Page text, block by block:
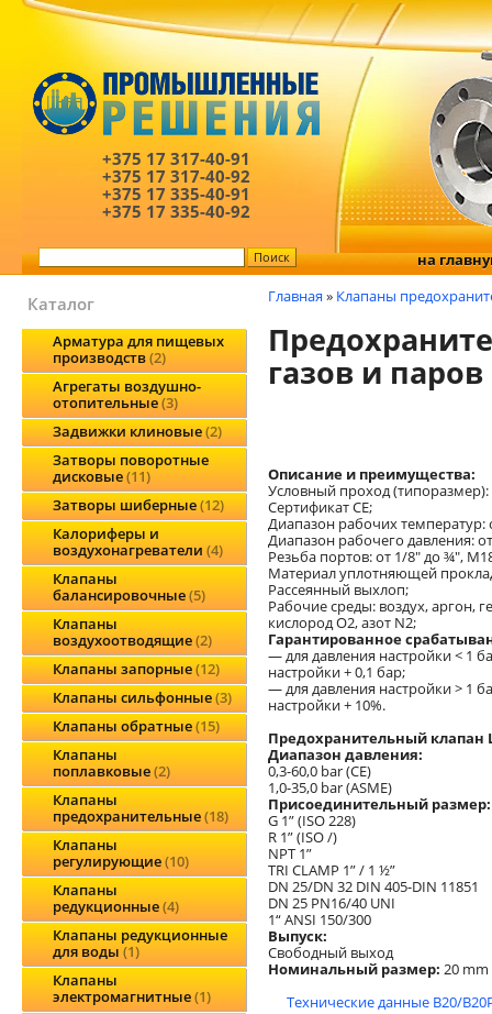
+375 17 317-40-91
+375 17 317-40-92
+375 17 335-40-91
+375 17 335-40-92
на
Каталог
Арматура для пищевых
производств 2
Агрегаты воздушно-
отопительные 3
Задвижки клиновые 2
Затворы поворотные
дисковые 11
Затворы шиберные 12
Калориферы и
воздухонагреватели 4
Клапаны
балансировочные 5
Клапаны
воздухоотводящие 2
Клапаны запорные 12
Клапаны сильфонные 3
Клапаны обратные 15
Клапаны
поплавковые 2
Клапаны
предохранительные 18
Клапаны
регулирующие 10
Клапаны
редукционные 4
Клапаны редукционные
для воды 1
Клапаны
электромагнитные 1
Главная » Клапаны
газов и паров
Описание и преимущества:
Условный проход
Сертификат СЕ;
Диапазон рабочих температур:
Диапазон рабочего давления:
Резьба портов: от 1/8" до ¾",
Материал уплотняющей
Рассеянный выхлоп;
Рабочие среды: воздух, аргон,
кислород О2, азот N2;
Гарантированное
— для давления настройки < 1
настройки + 0,1 бар;
— для давления настройки > 1
настройки + 10%.
Предохранительный клапан
Диапазон давления:
0,3-60,0 bar (CE)
1,0-35,0 bar (ASME)
Присоединительный размер:
G 1” (ISO 228)
R 1” (ISO /)
NPT 1”
TRI CLAMP 1” / 1 ½”
DN 25/DN 32 DIN 405-DIN 11851
DN 25 PN16/40 UNI
1“ ANSI 150/300
Выпуск:
Свободный выход
Номинальный размер: 20 mm
Технические данные B20/